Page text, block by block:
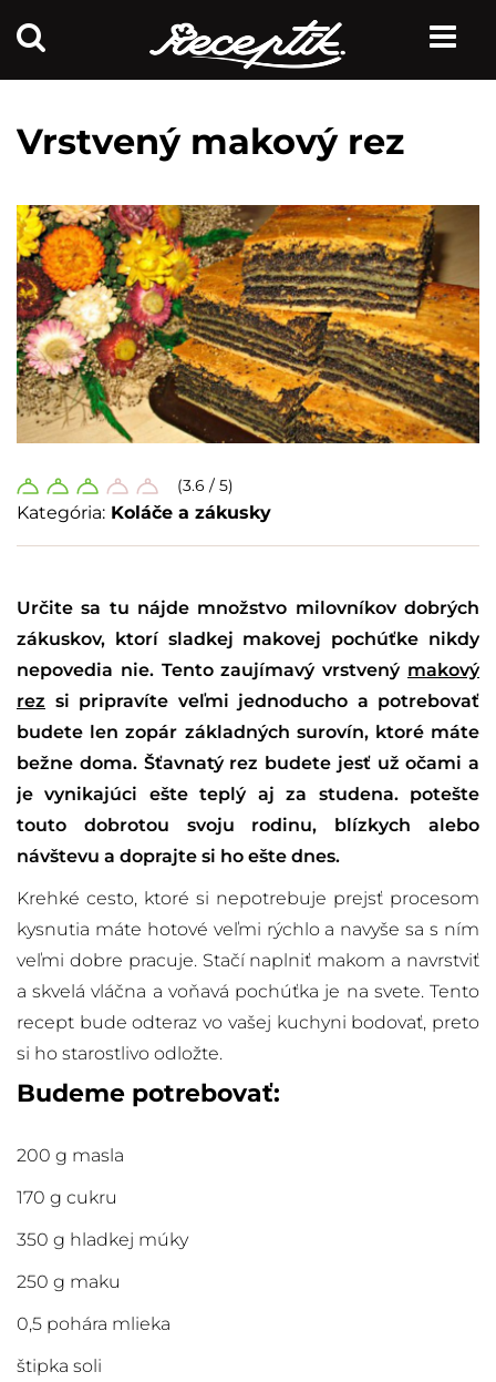
Vrstvený makový rez
(3.6 / 5)
Kategória: Koláče a zákusky
Určite sa tu nájde množstvo milovníkov dobrých
zákuskov, ktorí sladkej makovej pochúťke nikdy
nepovedia nie. Tento zaujímavý vrstvený makový
rez si pripravíte veľmi jednoducho a potrebovať
budete len zopár základných surovín, ktoré máte
bežne doma. Šťavnatý rez budete jesť už očami a
je vynikajúci ešte teplý aj za studena. potešte
touto dobrotou svoju rodinu, blízkych alebo
návštevu a doprajte si ho ešte dnes.
Krehké cesto, ktoré si nepotrebuje prejsť procesom
kysnutia máte hotové veľmi rýchlo a navyše sa s ním
veľmi dobre pracuje. Stačí naplniť makom a navrstviť
a skvelá vláčna a voňavá pochúťka je na svete. Tento
recept bude odteraz vo vašej kuchyni bodovať, preto
si ho starostlivo odložte.
Budeme potrebovať:
200 g masla
170 g cukru
350 g hladkej múky
250 g maku
0,5 pohára mlieka
štipka soli